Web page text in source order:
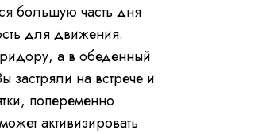
большую часть дня
для движения.
а в обеденный
застряли на встрече и
попеременно
активизировать